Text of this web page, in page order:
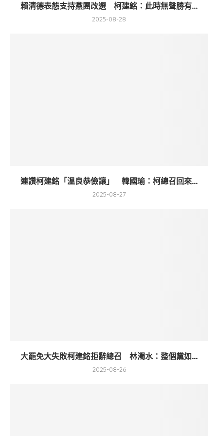
賴清德表態支持黨團改選 柯建銘：此時無聲勝有...
2025-08-28
連讚柯建銘「溫良恭儉讓」 韓國瑜：柯總召回來...
2025-08-27
大罷免大失敗柯建銘拒辭總召 林濁水：整個黨如...
2025-08-26